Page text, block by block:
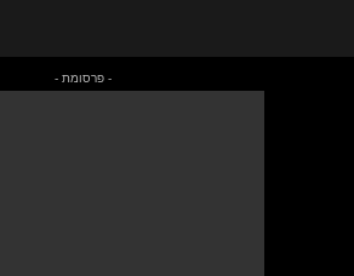
- פרסומת -